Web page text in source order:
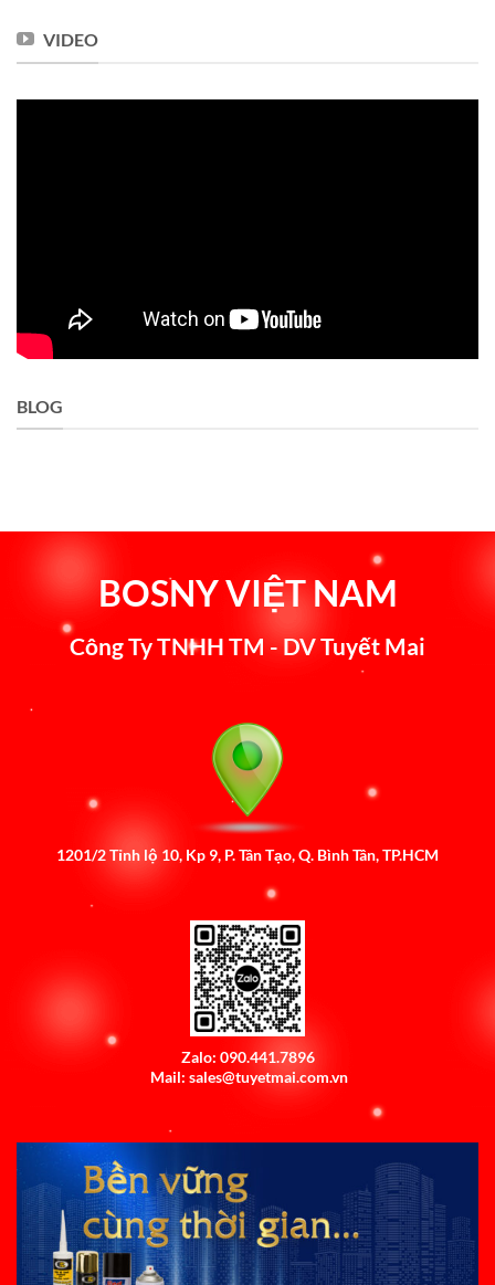
VIDEO
BLOG
BOSNY VIỆT NAM
Công Ty TNHH TM - DV Tuyết Mai
1201/2 Tỉnh lộ 10, Kp 9, P. Tân Tạo, Q. Bình Tân, TP.HCM
Zalo: 090.441.7896
Mail: sales@tuyetmai.com.vn